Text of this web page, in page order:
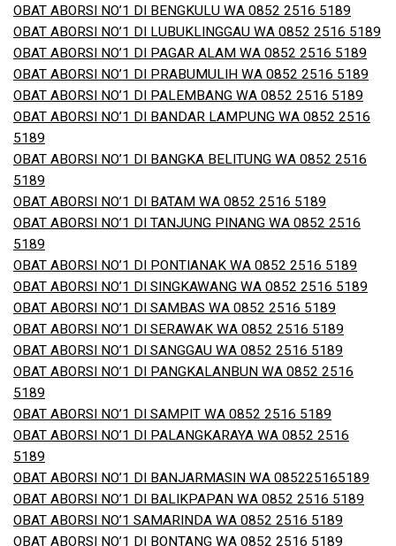
OBAT ABORSI NO’1 DI BENGKULU WA 0852 2516 5189
OBAT ABORSI NO’1 DI LUBUKLINGGAU WA 0852 2516 5189
OBAT ABORSI NO’1 DI PAGAR ALAM WA 0852 2516 5189
OBAT ABORSI NO’1 DI PRABUMULIH WA 0852 2516 5189
OBAT ABORSI NO’1 DI PALEMBANG WA 0852 2516 5189
OBAT ABORSI NO’1 DI BANDAR LAMPUNG WA 0852 2516
5189
OBAT ABORSI NO’1 DI BANGKA BELITUNG WA 0852 2516
5189
OBAT ABORSI NO’1 DI BATAM WA 0852 2516 5189
OBAT ABORSI NO’1 DI TANJUNG PINANG WA 0852 2516
5189
OBAT ABORSI NO’1 DI PONTIANAK WA 0852 2516 5189
OBAT ABORSI NO’1 DI SINGKAWANG WA 0852 2516 5189
OBAT ABORSI NO’1 DI SAMBAS WA 0852 2516 5189
OBAT ABORSI NO’1 DI SERAWAK WA 0852 2516 5189
OBAT ABORSI NO’1 DI SANGGAU WA 0852 2516 5189
OBAT ABORSI NO’1 DI PANGKALANBUN WA 0852 2516
5189
OBAT ABORSI NO’1 DI SAMPIT WA 0852 2516 5189
OBAT ABORSI NO’1 DI PALANGKARAYA WA 0852 2516
5189
OBAT ABORSI NO’1 DI BANJARMASIN WA 085225165189
OBAT ABORSI NO’1 DI BALIKPAPAN WA 0852 2516 5189
OBAT ABORSI NO’1 SAMARINDA WA 0852 2516 5189
OBAT ABORSI NO’1 DI BONTANG WA 0852 2516 5189